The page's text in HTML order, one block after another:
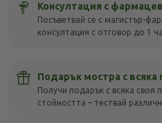
Консултация с
Посъветвай се с магистър-
консултация с отговор до 1
Подарък мостра с всяка
Получи подарък с всяка своя
стойността – тествай